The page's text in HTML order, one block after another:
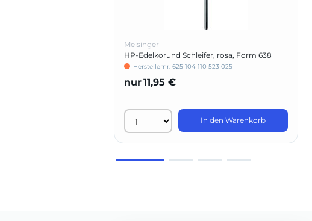
Meisinger
HP-Edelkorund Schleifer, rosa, Form 638
Herstellernr: 625 104 110 523 025
nur11,95 €
In den Warenkorb